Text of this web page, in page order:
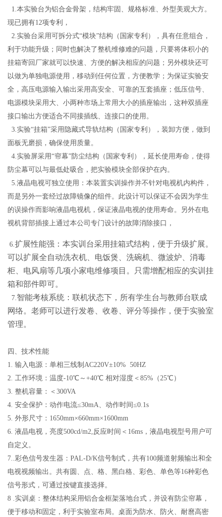
1. 本实验台为铝合金骨架，结构牢固、规格标准、外型美观大方。
现已拥有12项专利，
2. 实验台采用可拆分式“模块”结构（国家专利），具有任意组合，
利于功能升级；同时也解决了整机维修难的问题，只要将体积小的
挂箱寄回厂家就可以快速、方便的解决相应的问题；另外模块还可
以做为单独电源使用，移动到任何位置，方便教学；为保证实验安
全，高压电源输入输出采用高安全、可靠的互套插座；低压信号、
电源模块采用大、小两种市场上常用大小的插座输出，这种双插座
接口输出方便适合不同接插线、连接口的使用。
3. 实验“挂箱”采用隐藏式导轨结构（国家专利），装卸方便，做到
面板无磨损，确保使用质量。
4. 实验屏采用“帘幕”防尘结构（国家专利），延长使用寿命，使得
防尘幕可以与最低处吸合，把实验模块全部保护在内。
5. 液晶电视可独立使用：本装置实训操作并不针对电视机内构件，
而是另外一套经过故障镜像的组件。此设计可以保证不会因为学生
的误操作而影响液晶电视机，保证液晶电视的使用寿命。另外在电
视机背部插接上通过本公司专门设计的故障消除接口，
6. 扩展性能强：本实训台采用挂箱式结构，便于升级扩展。
可以扩展全自动洗衣机、电饭煲、洗碗机、微波炉、消毒
柜、电风扇等几项小家电维修项目。只需增配相应的实训挂
箱和部件即可。
7. 智能考核系统：联机状态下，所有学生台与教师台联成
网络。老师可以进行发卷、收卷、评分等操作，便于实验室
管理。
四、技术性能
1. 输入电源：单相三线制AC220V±10% 50HZ
2. 工作环境：温度-10℃～+40℃ 相对湿度＜85%（25℃）
3. 整机容量：＜300VA
4. 安全保护：动作电流≤30mA、动作时间≤0.1s
5. 外形尺寸：1650mm×660mm×1600mm
6. 液晶电视，亮度500cd/m2,反应时间＜16ms，液晶电视型号用户可
自定义。
7.. 彩色信号发生器：PAL-D/K信号制式，共有100频道射频输出和全
电视视频输出。共有圆、点、格、黑白格、彩色、单色等16种彩色
信号形式，可通过按键直接选择。
8 . 实训桌：整体结构采用铝合金框架落地台式，并设有防尘帘幕，
便于移动和固定，利于实验室布局。桌面为防水、防火、耐麿高密